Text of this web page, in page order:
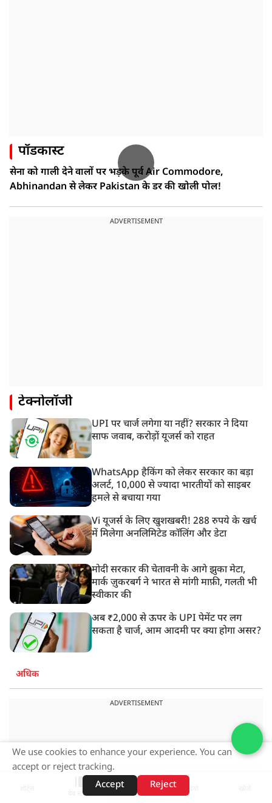
पॉडकास्ट
सेना को गाली देने वालों पर भड़के पूर्व Air Commodore,
Abhinandan से लेकर Pakistan के डर की खोली पोल!
ADVERTISEMENT
टेक्नोलॉजी
UPI पर चार्ज लगेगा या नहीं? सरकार ने दिया
साफ जवाब, करोड़ों यूजर्स को राहत
WhatsApp हैकिंग को लेकर सरकार का बड़ा
अलर्ट, 10,000 से ज्यादा भारतीयों को साइबर
हमले से बचाया गया
Vi यूजर्स के लिए खुशखबरी! 288 रुपये के खर्च
में मिलेगा अनलिमिटेड कॉलिंग और डेटा
मोदी सरकार की चेतावनी के आगे झुका मेटा,
मार्क ज़ुकरबर्ग ने भारत से मांगी माफ़ी, गलती भी
स्वीकार की
अब ₹2,000 से ऊपर के UPI पेमेंट पर लग
सकता है चार्ज, आम आदमी पर क्या होगा असर?
अधिक
ADVERTISEMENT
वेब स्टोरीज़
We use cookies to enhance your experience. You can
accept or reject tracking.
Accept
Reject